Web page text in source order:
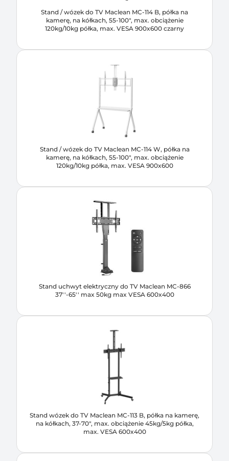
Stand / wózek do TV Maclean MC-114 B, półka na
kamerę, na kółkach, 55-100", max. obciążenie
120kg/10kg półka, max. VESA 900x600 czarny
Stand / wózek do TV Maclean MC-114 W, półka na
kamerę, na kółkach, 55-100", max. obciążenie
120kg/10kg półka, max. VESA 900x600
Stand uchwyt elektryczny do TV Maclean MC-866
37''-65'' max 50kg max VESA 600x400
Stand wózek do TV Maclean MC-113 B, półka na kamerę,
na kółkach, 37-70", max. obciążenie 45kg/5kg półka,
max. VESA 600x400